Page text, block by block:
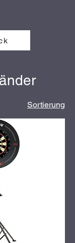
Sortierung